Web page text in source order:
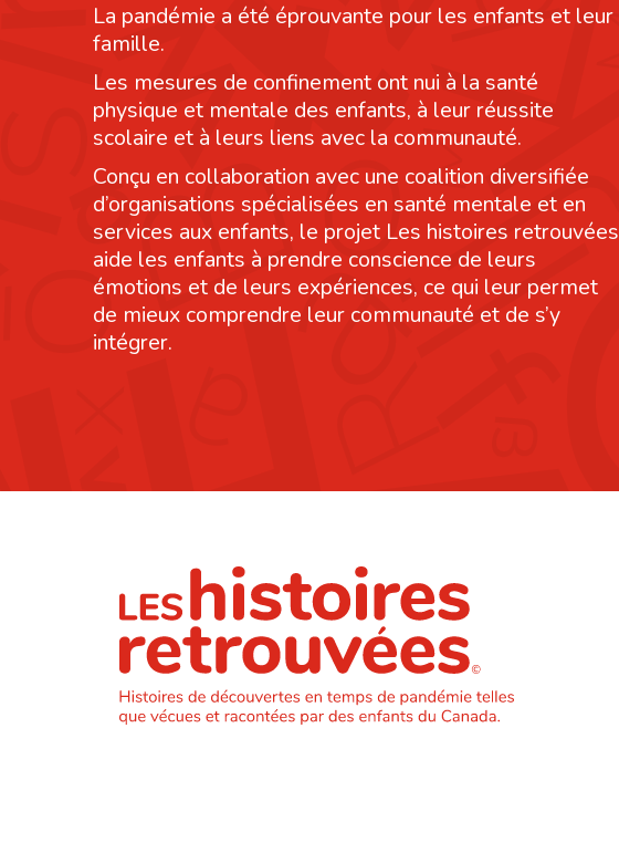
La pandémie a été éprouvante pour les enfants et leur
famille.
Les mesures de confinement ont nui à la santé
physique et mentale des enfants, à leur réussite
scolaire et à leurs liens avec la communauté.
Conçu en collaboration avec une coalition diversifiée
d’organisations spécialisées en santé mentale et en
services aux enfants, le projet Les histoires retrouvées
aide les enfants à prendre conscience de leurs
émotions et de leurs expériences, ce qui leur permet
de mieux comprendre leur communauté et de s’y
intégrer.